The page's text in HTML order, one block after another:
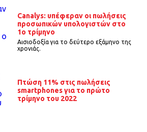
Canalys: υπέφεραν οι πωλήσεις
προσωπικών υπολογιστών στο
1ο τρίμηνο
Αισιοδοξία για το δεύτερο εξάμηνο της
χρονιάς.
Πτώση 11% στις πωλήσεις
smartphones για το πρώτο
τρίμηνο του 2022